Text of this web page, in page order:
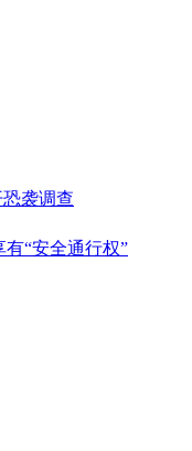
袭调查
“安全通行权”